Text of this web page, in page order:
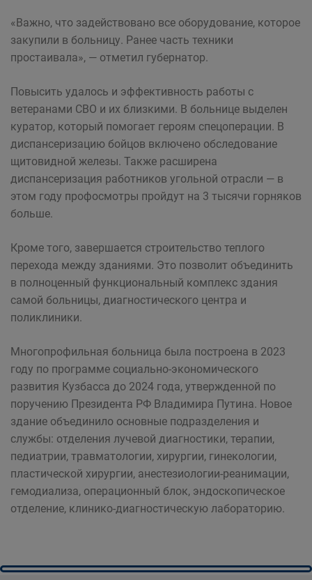
«Важно, что задействовано все оборудование, которое
закупили в больницу. Ранее часть техники
простаивала», — отметил губернатор.
Повысить удалось и эффективность работы с
ветеранами СВО и их близкими. В больнице выделен
куратор, который помогает героям спецоперации. В
диспансеризацию бойцов включено обследование
щитовидной железы. Также расширена
диспансеризация работников угольной отрасли — в
этом году профосмотры пройдут на 3 тысячи горняков
больше.
Кроме того, завершается строительство теплого
перехода между зданиями. Это позволит объединить
в полноценный функциональный комплекс здания
самой больницы, диагностического центра и
поликлиники.
Многопрофильная больница была построена в 2023
году по программе социально-экономического
развития Кузбасса до 2024 года, утвержденной по
поручению Президента РФ Владимира Путина. Новое
здание объединило основные подразделения и
службы: отделения лучевой диагностики, терапии,
педиатрии, травматологии, хирургии, гинекологии,
пластической хирургии, анестезиологии-реанимации,
гемодиализа, операционный блок, эндоскопическое
отделение, клинико-диагностическую лабораторию.